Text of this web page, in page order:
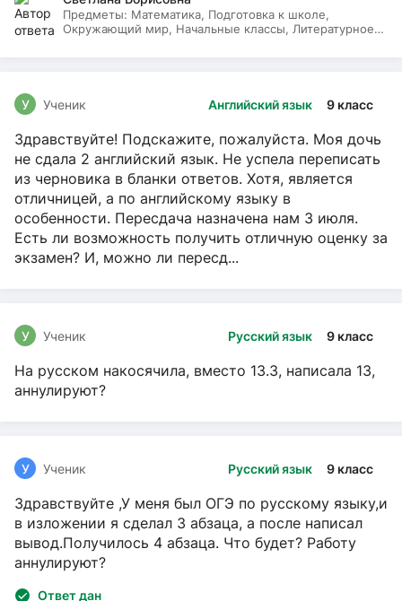
Предметы: Математика, Подготовка к школе,
Окружающий мир, Начальные классы, Литературное
Английский язык 9 класс
У Ученик
Здравствуйте! Подскажите, пожалуйста. Моя дочь
не сдала 2 английский язык. Не успела переписать
из черновика в бланки ответов. Хотя, является
отличницей, а по английскому языку в
особенности. Пересдача назначена нам 3 июля.
Есть ли возможность получить отличную оценку за
экзамен? И, можно ли пересд...
Русский язык 9 класс
У Ученик
На русском накосячила, вместо 13.3, написала 13,
аннулируют?
Русский язык 9 класс
У Ученик
Здравствуйте ,У меня был ОГЭ по русскому языку,и
в изложении я сделал 3 абзаца, а после написал
вывод.Получилось 4 абзаца. Что будет? Работу
аннулируют?
Ответ дан